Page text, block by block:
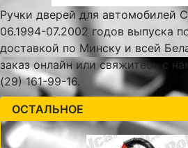
Ручки дверей для автомобилей
06.1994-07.2002 годов выпуска
доставкой по Минску и всей
заказ онлайн или свяжитесь с
(29) 161-99-16.
ОСТАЛЬНОЕ